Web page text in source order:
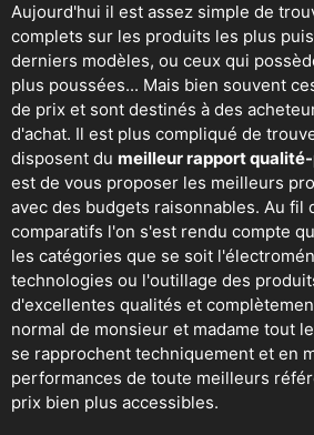
Aujourd'hui il est assez simple de
complets sur les produits les plus
derniers modèles, ou ceux qui
plus poussées... Mais bien souvent
de prix et sont destinés à des
d'achat. Il est plus compliqué de
disposent du meilleur rapport
est de vous proposer les meilleurs
avec des budgets raisonnables. Au fil
comparatifs l'on s'est rendu compte
les catégories que se soit
technologies ou l'outillage des
d'excellentes qualités et
normal de monsieur et madame tout
se rapprochent techniquement et en
performances de toute meilleurs
prix bien plus accessibles.